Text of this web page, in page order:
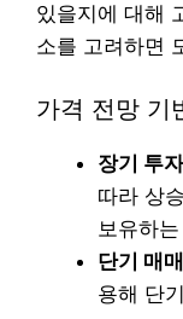
있을지에 대해
소를 고려하면
가격 전망 기
장기 투자
따라 상
보유하
단기 매매
용해 단